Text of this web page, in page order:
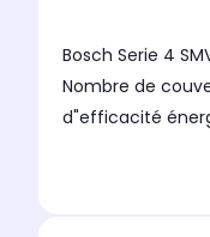
Bosch Serie 4
Nombre de
d"efficacité